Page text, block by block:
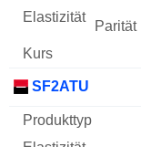
SF2ATU